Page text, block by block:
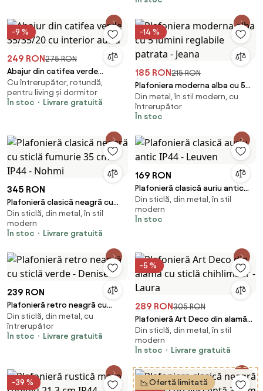
-9 %
249 RON275 RON
Abajur din catifea verde
35/35/20 cu interior auriu
Cu întrerupător, rotundă,
pentru living și dormitor
În stoc
Livrare gratuită
-14 %
185 RON215 RON
Plafoniera moderna alba cu 5
lumini reglabile patrata - Jeana
Din metal, în stil modern, cu
întrerupător
În stoc
345 RON
Plafonieră clasică neagră cu
sticlă fumurie 35 cm IP44 -
Nohmi
Din sticlă, din metal, în stil
modern
În stoc
Livrare gratuită
169 RON
Plafonieră clasică auriu antic
IP44 - Leuven
Din sticlă, din metal, în stil
modern
În stoc
239 RON
Plafonieră retro neagră cu
sticlă verde - Denise
Din sticlă, din metal, cu
întrerupător
În stoc
Livrare gratuită
-5 %
289 RON305 RON
Plafonieră Art Deco din alamă
cu sticlă chihlimbar - Laura
Din sticlă, din metal, în stil
modern
În stoc
Livrare gratuită
-39 %
Ofertă limitată